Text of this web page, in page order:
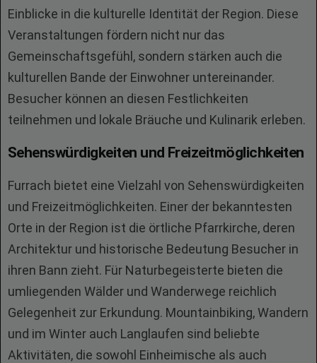
Einblicke in die kulturelle Identität der Region. Diese
Veranstaltungen fördern nicht nur das
Gemeinschaftsgefühl, sondern stärken auch die
kulturellen Bande der Einwohner untereinander.
Besucher können an diesen Festlichkeiten
teilnehmen und lokale Bräuche und Kulinarik erleben.
Sehenswürdigkeiten und Freizeitmöglichkeiten
Furrach bietet eine Vielzahl von Sehenswürdigkeiten
und Freizeitmöglichkeiten. Einer der bekanntesten
Orte in der Region ist die örtliche Pfarrkirche, deren
Architektur und historische Bedeutung Besucher in
ihren Bann zieht. Für Naturbegeisterte bieten die
umliegenden Wälder und Wanderwege reichlich
Gelegenheit zur Erkundung. Mountainbiking, Wandern
und im Winter auch Langlaufen sind beliebte
Aktivitäten, die sowohl Einheimische als auch